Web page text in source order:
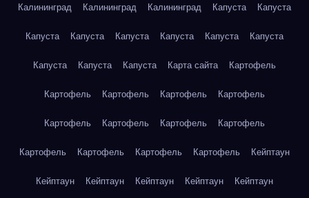
Калининград Калининград Калининград Капуста Капуста
Капуста Капуста Капуста Капуста Капуста Капуста
Капуста Капуста Капуста Карта сайта Картофель
Картофель Картофель Картофель Картофель
Картофель Картофель Картофель Картофель
Картофель Картофель Картофель Картофель Кейптаун
Кейптаун Кейптаун Кейптаун Кейптаун Кейптаун